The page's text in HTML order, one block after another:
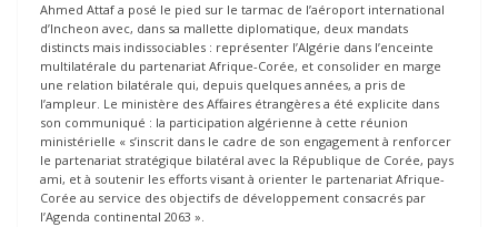
Ahmed Attaf a posé le pied sur le tarmac de l’aéroport international
d’Incheon avec, dans sa mallette diplomatique, deux mandats
distincts mais indissociables : représenter l’Algérie dans l’enceinte
multilatérale du partenariat Afrique-Corée, et consolider en marge
une relation bilatérale qui, depuis quelques années, a pris de
l’ampleur. Le ministère des Affaires étrangères a été explicite dans
son communiqué : la participation algérienne à cette réunion
ministérielle « s’inscrit dans le cadre de son engagement à renforcer
le partenariat stratégique bilatéral avec la République de Corée, pays
ami, et à soutenir les efforts visant à orienter le partenariat Afrique-
Corée au service des objectifs de développement consacrés par
l’Agenda continental 2063 ».